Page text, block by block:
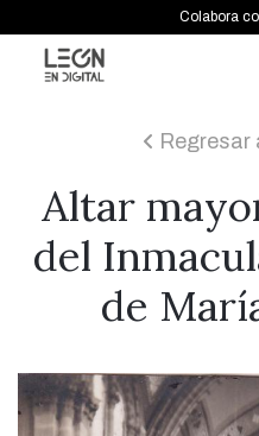
Colabora
icon
Regresar
Altar
del
de